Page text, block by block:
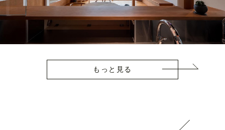
もっと見る